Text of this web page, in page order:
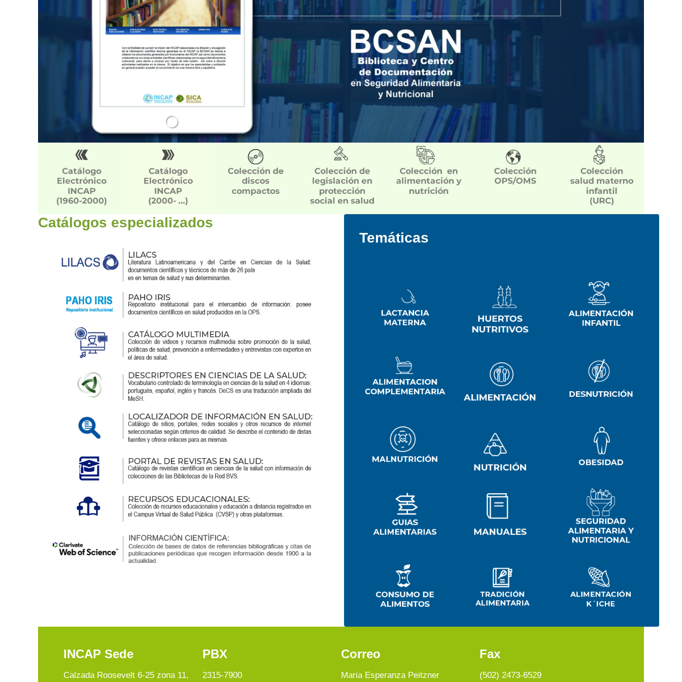
Catálogos especializados
Temáticas
INCAP Sede
Calzada Roosevelt 6-25 zona 11,
PBX
2315-7900
Correo
Maria Esperanza Peitzner
Fax
(502) 2473-6529